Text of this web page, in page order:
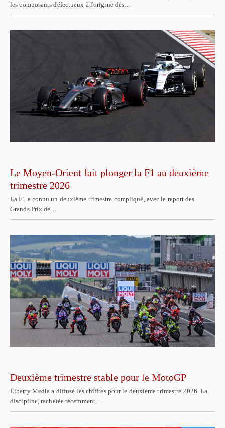
les composants défectueux à l'origine des…
Le Moyen-Orient fait plonger la F1 au deuxième
trimestre 2026
La F1 a connu un deuxième trimestre compliqué, avec le report des
Grands Prix de…
Deuxième trimestre stable pour le MotoGP
Liberty Media a diffusé les chiffres pour le deuxième trimestre 2026. La
discipline, rachetée récemment,…